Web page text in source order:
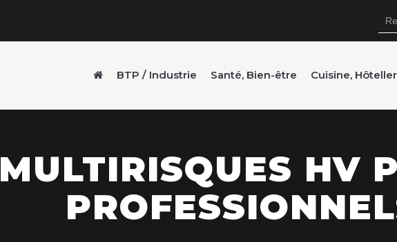
BTP / Industrie Santé, Bien-être Cuisine,
MULTIRISQUES HV